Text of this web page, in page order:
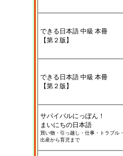
できる日本語 中級 本冊
【第２版】
できる日本語 中級 本冊
【第２版】
サバイバルにっぽん！
まいにちの日本語
買い物・引っ越し・仕事・トラブル・
出産から育児まで